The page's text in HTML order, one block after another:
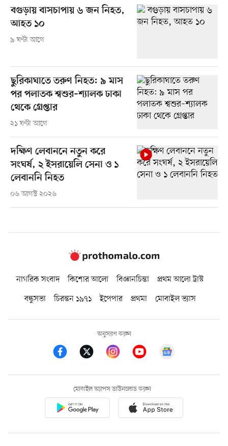
বগুড়ায় বাসচাপায় ৬ জন নিহত,
আহত ১০
৯ ঘণ্টা আগে
ছুরিকাঘাতে তরুণ নিহত: ৯ মাস
পর পলাতক শ্বশুর–শ্যালক ঢাকা
থেকে গ্রেপ্তার
২১ ঘণ্টা আগে
দক্ষিণ লেবাননে নতুন করে
সংঘর্ষ, ২ ইসরায়েলি সেনা ও ১
লেবাননি নিহত
০৬ আগস্ট ২০২৬
নাগরিক সংবাদ কিশোর আলো বিজ্ঞানচিন্তা
প্রথম আলো ট্রাস্ট
বন্ধুসভা
চিরন্তন ১৯৭১ ইপেপার প্রথমা মোবাইল ভ্যাস
অনুসরণ করুন
মোবাইল অ্যাপস ডাউনলোড করুন